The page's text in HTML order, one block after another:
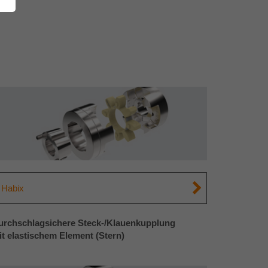
Habix
Steck-/Klauenkupplung
elastischem Element (Stern)